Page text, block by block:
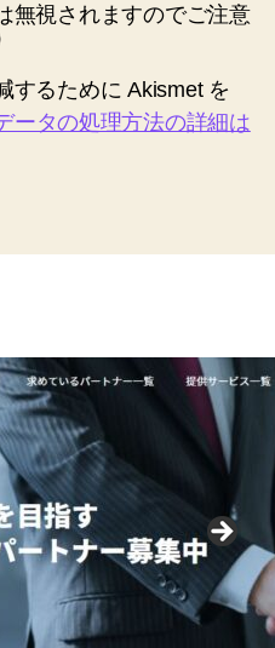
無視されますのでご注意
するために Akismet を
ータの処理方法の詳細は